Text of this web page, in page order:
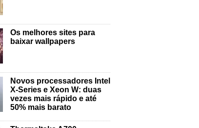
Os melhores sites para
baixar wallpapers
Novos processadores Intel
X-Series e Xeon W: duas
vezes mais rápido e até
50% mais barato